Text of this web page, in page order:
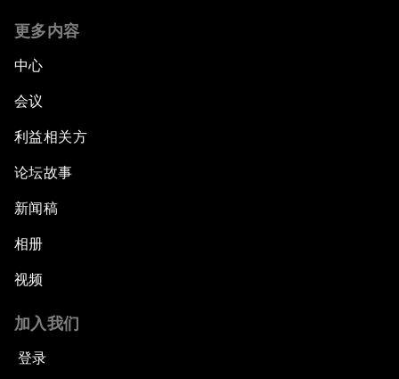
更多内容
中心
会议
利益相关方
论坛故事
新闻稿
相册
视频
加入我们
登录